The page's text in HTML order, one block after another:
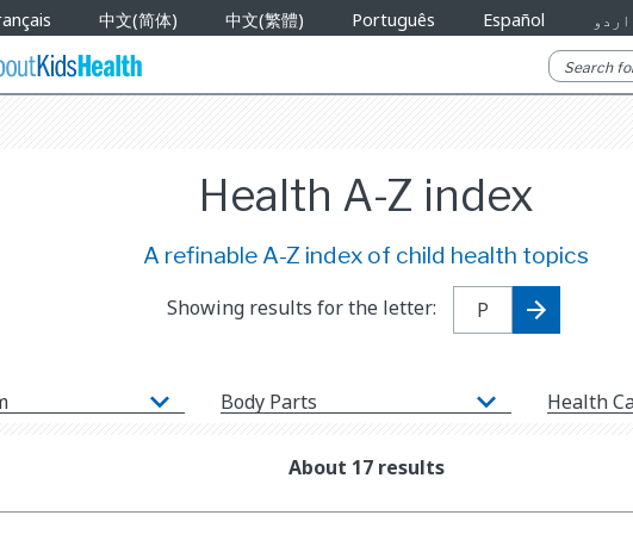
中文(简体) 中文(繁體) Português Español اردو
Health A-Z index
A refinable A-Z index of child health topics
Showing results for the letter:
Body Parts Health
About 17 results